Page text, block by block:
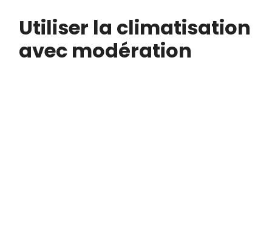
Utiliser la climatisation
avec modération